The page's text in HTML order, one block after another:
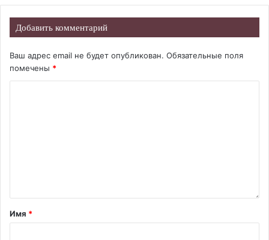
Добавить комментарий
Ваш адрес email не будет опубликован. Обязательные поля
помечены *
Имя *